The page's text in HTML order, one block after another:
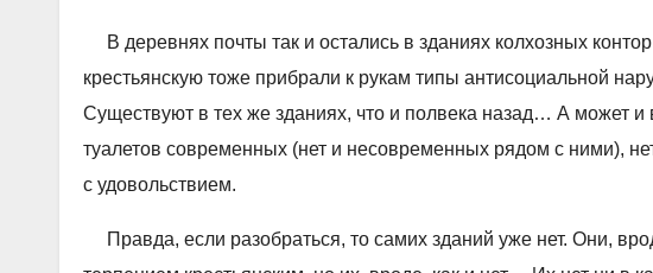
В деревнях почты так и остались в зданиях колхозных
крестьянскую тоже прибрали к рукам типы антисоциальной
Существуют в тех же зданиях, что и полвека назад… А может и
туалетов современных (нет и несовременных рядом с ними),
с удовольствием.
Правда, если разобраться, то самих зданий уже нет. Они,